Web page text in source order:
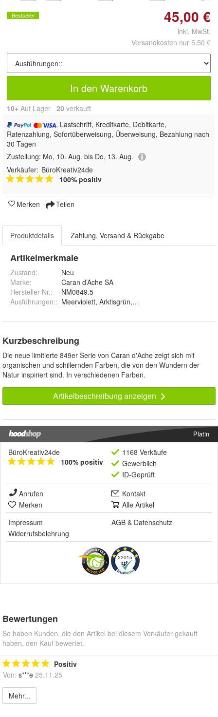
Bestseller 45,00 €
inkl. MwSt.
Versandkosten nur 5,50 €
In den Warenkorb
10+ Auf Lager 20 verkauft
, Lastschrift, Kreditkarte, Debitkarte,
Ratenzahlung, Sofortüberweisung, Überweisung, Bezahlung nach
30 Tagen
Zustellung: Mo, 10. Aug. bis Do, 13. Aug.
Verkäufer: BüroKreativ24de
100% positiv
Merken Teilen
Produktdetails Zahlung, Versand & Rückgabe
Artikelmerkmale
Zustand:
Neu
Marke:
Caran d’Ache SA
Hersteller Nr.:
NM0849.5
Ausführungen::
Kurzbeschreibung
Die neue limitierte 849er Serie von Caran d'Ache zeigt sich mit
organischen und schillernden Farben, die von den Wundern der
Natur inspiriert sind. In verschiedenen Farben.
Artikelbeschreibung anzeigen
Platin
BüroKreativ24de
100% positiv
1168 Verkäufe
Gewerblich
ID-Geprüft
Anrufen
Kontakt
Merken
Alle Artikel
Impressum
AGB & Datenschutz
Widerrufsbelehrung
22015
Bewertungen
So haben Kunden, die den Artikel bei diesem Verkäufer gekauft
haben, den Kauf bewertet.
Positiv
Von: s***e 25.11.25
Mehr...